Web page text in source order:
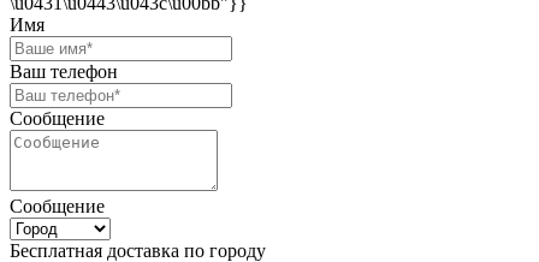
Имя
Ваш телефон
Сообщение
Сообщение
Бесплатная доставка по городу